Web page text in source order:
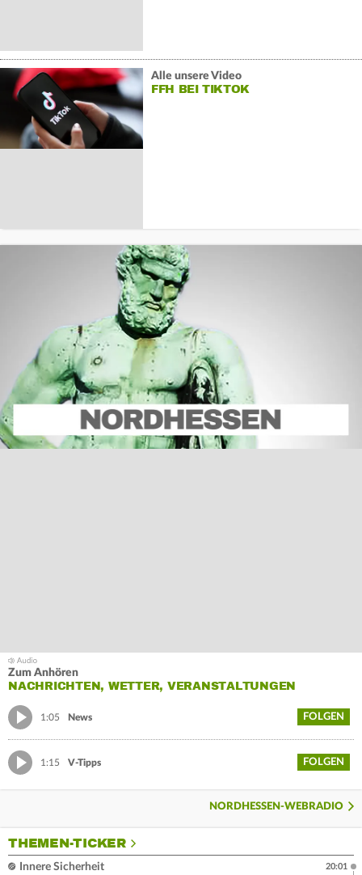
Alle unsere Video
FFH BEI TIKTOK
Zum Anhören
NACHRICHTEN, WETTER, VERANSTALTUNGEN
1:05 News FOLGEN
1:15 V-Tipps FOLGEN
NORDHESSEN-WEBRADIO
THEMEN-TICKER
Innere Sicherheit
20:01